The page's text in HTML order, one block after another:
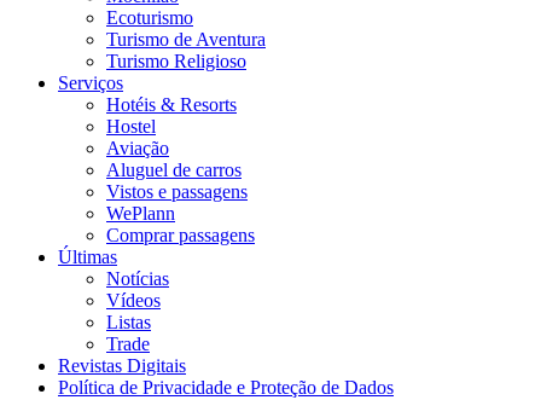
Ecoturismo
Turismo de Aventura
Turismo Religioso
Serviços
Hotéis & Resorts
Hostel
Aviação
Aluguel de carros
Vistos e passagens
WePlann
Comprar passagens
Últimas
Notícias
Vídeos
Listas
Trade
Revistas Digitais
Política de Privacidade e Proteção de Dados